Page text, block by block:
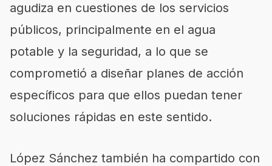
agudiza en cuestiones de los servicios
públicos, principalmente en el agua
potable y la seguridad, a lo que se
comprometió a diseñar planes de acción
específicos para que ellos puedan tener
soluciones rápidas en este sentido.
López Sánchez también ha compartido con